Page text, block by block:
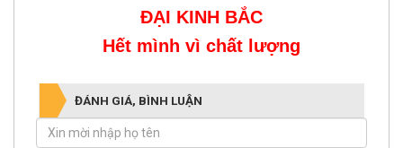
Hết mình vì chất lượng